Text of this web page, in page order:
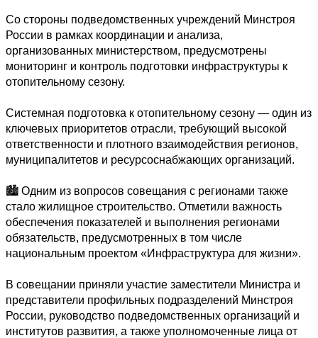
Со стороны подведомственных учреждений Минстроя
России в рамках координации и анализа,
организованных министерством, предусмотрены
мониторинг и контроль подготовки инфраструктуры к
отопительному сезону.
Системная подготовка к отопительному сезону — один из
ключевых приоритетов отрасли, требующий высокой
ответственности и плотного взаимодействия регионов,
муниципалитетов и ресурсоснабжающих организаций.
🏙 Одним из вопросов совещания с регионами также
стало жилищное строительство. Отметили важность
обеспечения показателей и выполнения регионами
обязательств, предусмотренных в том числе
национальным проектом «Инфраструктура для жизни».
В совещании приняли участие заместители Министра и
представители профильных подразделений Минстроя
России, руководство подведомственных организаций и
институтов развития, а также уполномоченные лица от